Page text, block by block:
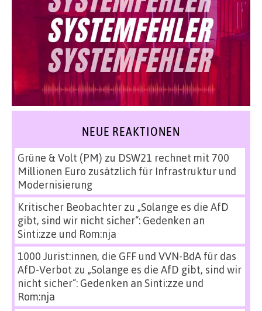
NEUE REAKTIONEN
Grüne & Volt (PM) zu DSW21 rechnet mit 700
Millionen Euro zusätzlich für Infrastruktur und
Modernisierung
Kritischer Beobachterzu „Solange es die AfD
gibt, sind wir nicht sicher“: Gedenken an
Sinti:zze und Rom:nja
1000 Jurist:innen, die GFF und VVN-BdA für das
AfD-Verbot zu „Solange es die AfD gibt, sind wir
nicht sicher“: Gedenken an Sinti:zze und
Rom:nja